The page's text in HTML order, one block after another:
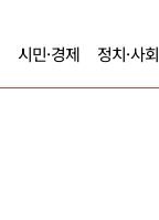
시민·경제 정치·사회